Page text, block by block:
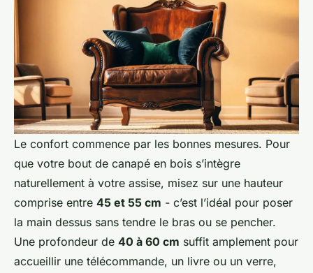
Le confort commence par les bonnes mesures. Pour
que votre bout de canapé en bois s’intègre
naturellement à votre assise, misez sur une hauteur
comprise entre 45 et 55 cm - c’est l’idéal pour poser
la main dessus sans tendre le bras ou se pencher.
Une profondeur de 40 à 60 cm suffit amplement pour
accueillir une télécommande, un livre ou un verre,